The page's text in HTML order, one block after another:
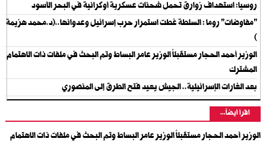
روسيا: استهداف زوارق تحمل شحنات عسكرية أوكرانية في البحر الأسود
"مفاوضات" روما : السلطة غطت استمرار حرب إسرائيل وعدوانها..(د.محمد هزيمة
)
الوزير أحمد الحجار مستقبلاً الوزير عامر البساط وتم البحث في ملفات ذات الاهتمام
المشترك
بعد الغارات الإسرائيلية.. الجيش يعيد فتح الطرق إلى المنصوري
اقرأ أيضاً...
الوزير أحمد الحجار مستقبلاً الوزير عامر البساط وتم البحث في ملفات ذات الاهتمام